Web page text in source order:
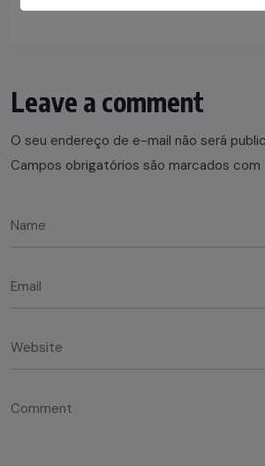
Leave a comment
O seu endereço de e-mail não será
Campos obrigatórios são marcados com